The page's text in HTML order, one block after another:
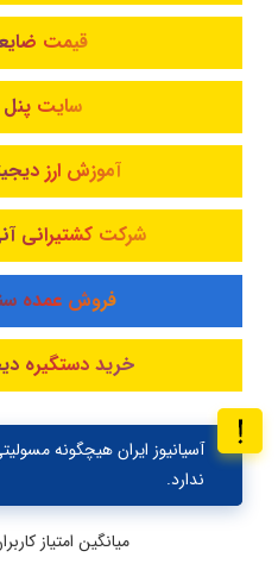
قیمت
سایت پنل
آموزش ارز
شرکت کشتیرانی
فروش عمده
خرید دستگیره
آسیانیوز ایران هیچگونه
ندارد.
میانگین امتیاز کاربران: 0.0 (0